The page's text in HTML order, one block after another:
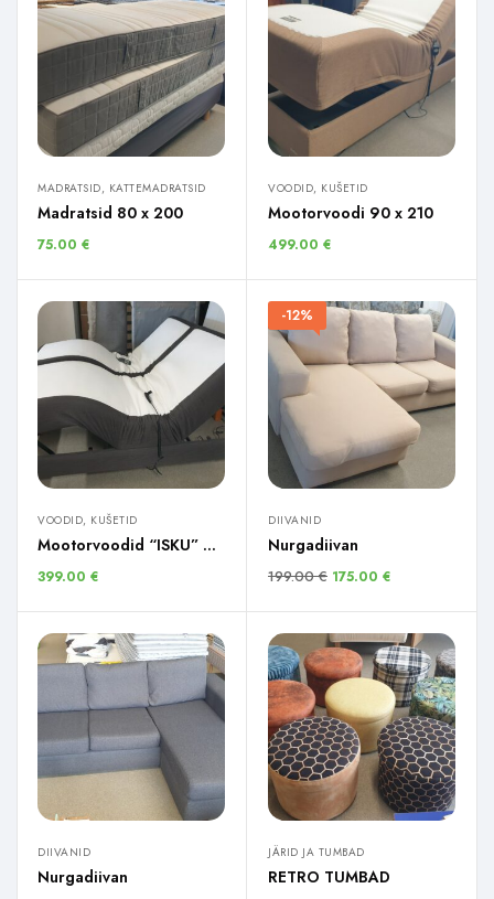
MADRATSID, KATTEMADRATSID
Madratsid 80 x 200
75.00 €
VOODID, KUŠETID
Mootorvoodi 90 x 210
499.00 €
VOODID, KUŠETID
Mootorvoodid “ISKU” 2 tk.
399.00 €
-12%
DIIVANID
Nurgadiivan
199.00€ 175.00 €
DIIVANID
Nurgadiivan
JÄRID JA TUMBAD
RETRO TUMBAD